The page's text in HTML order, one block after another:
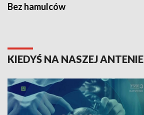
Bez hamulców
KIEDYŚ NA NASZEJ ANTENIE